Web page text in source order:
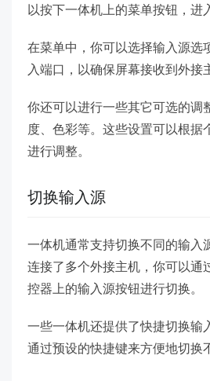
以按下一体机上的菜单按钮，进
在菜单中，你可以选择输入源选
入端口，以确保屏幕接收到外接
你还可以进行一些其它可选的调
度、色彩等。这些设置可以根据
进行调整。
切换输入源
一体机通常支持切换不同的输入
连接了多个外接主机，你可以通
控器上的输入源按钮进行切换。
一些一体机还提供了快捷切换输
通过预设的快捷键来方便地切换